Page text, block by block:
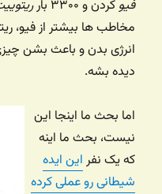
فیوکردن و ۳۳۰۰ بار
مخاطب ها بیشتر از فیو،
انرژی بدن و باعث بشن
دیده بشه.
اما بحث ما اینجا این
نیست، بحث ما اینه
که یک نفر این ایده
شیطانی رو عملی کرده